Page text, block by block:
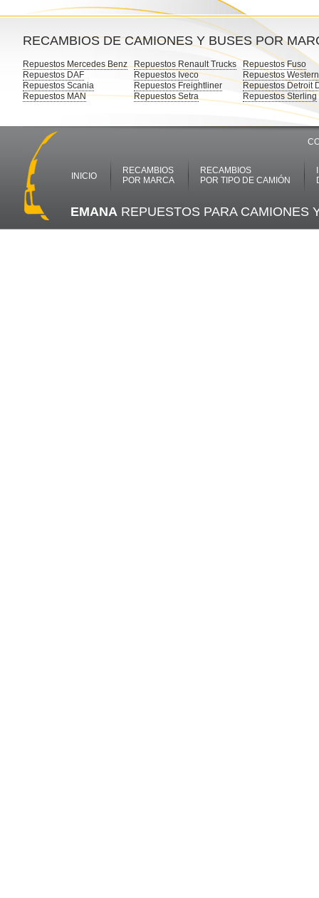
RECAMBIOS DE CAMIONES Y BUSES POR
Repuestos Mercedes Benz
Repuestos DAF
Repuestos Scania
Repuestos MAN
Repuestos Renault Trucks
Repuestos Iveco
Repuestos Freightliner
Repuestos Setra
Repuestos Fuso
Repuestos
Repuestos Detroit
Repuestos Sterling
INICIO
RECAMBIOS
POR MARCA
RECAMBIOS
POR TIPO DE CAMIÓN
EMANA REPUESTOS PARA CAMIONES